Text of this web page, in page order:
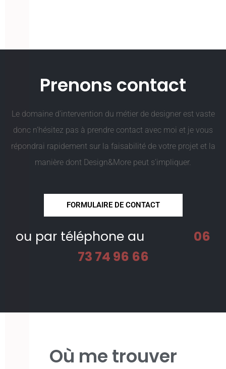
Prenons contact
Le domaine d’intervention du métier de designer est vaste
donc n’hésitez pas à prendre contact avec moi et je vous
répondrai rapidement sur la faisabilité de votre projet et la
manière dont Design&More peut s’impliquer.
FORMULAIRE DE CONTACT
ou par téléphone au 06
73 74 96 66​
Où me trouver